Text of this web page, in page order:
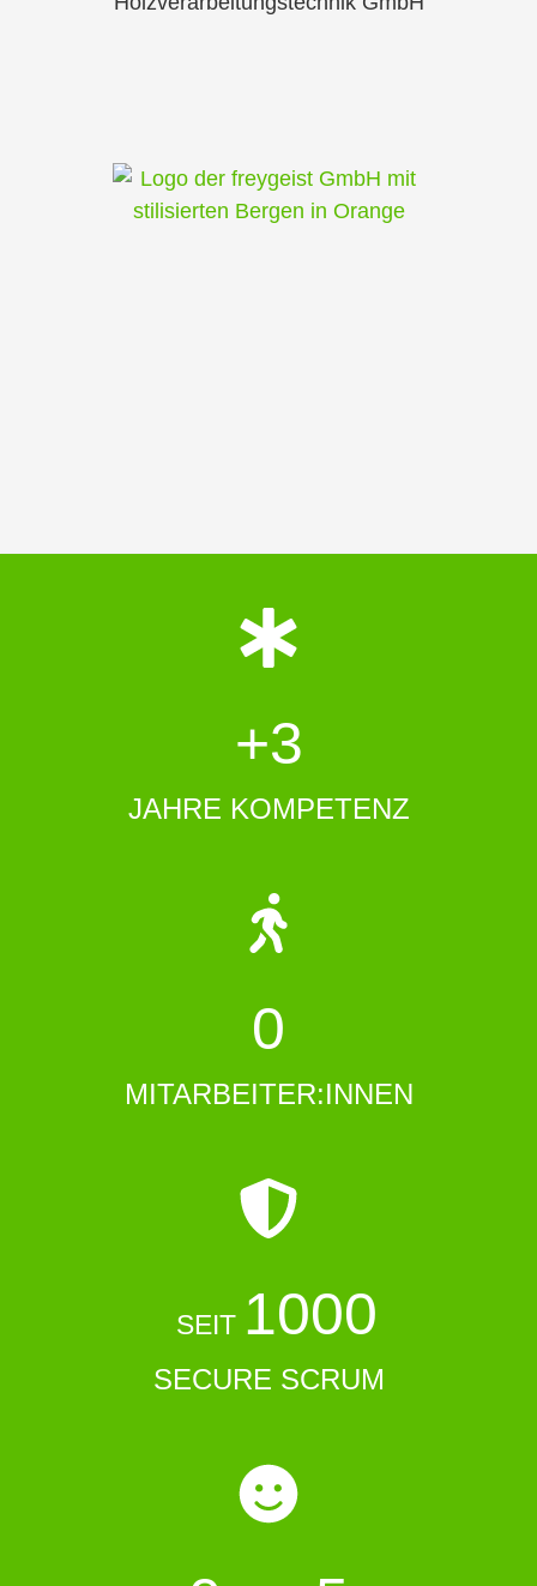
JAHRE KOMPETENZ
+3
MITARBEITER:INNEN
0
SECURE SCRUM
SEIT 1000